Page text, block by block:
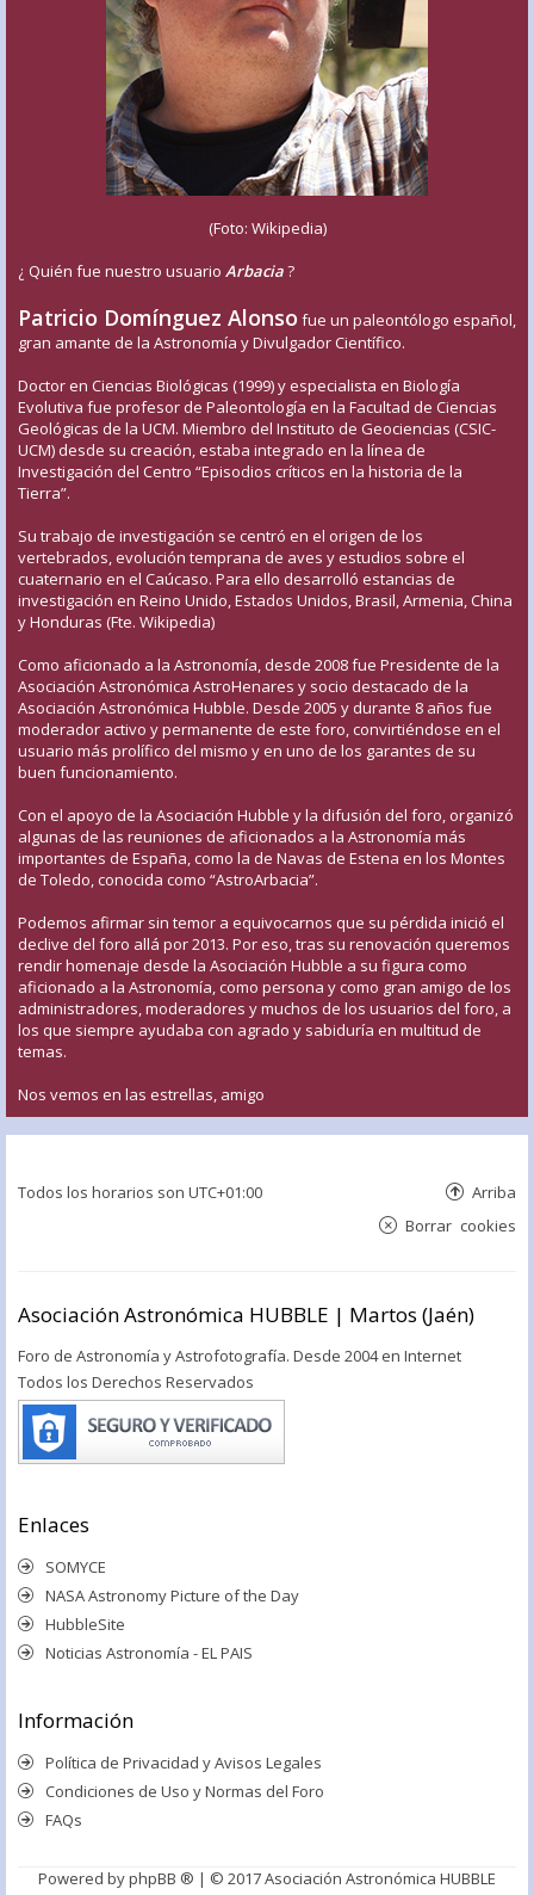
(Foto: Wikipedia)
¿ Quién fue nuestro usuario Arbacia?
Patricio Domínguez Alonso fue un paleontólogo español,
gran amante de la Astronomía y Divulgador Científico.
Doctor en Ciencias Biológicas (1999) y especialista en Biología
Evolutiva fue profesor de Paleontología en la Facultad de Ciencias
Geológicas de la UCM. Miembro del Instituto de Geociencias (CSIC-
UCM) desde su creación, estaba integrado en la línea de
Investigación del Centro “Episodios críticos en la historia de la
Tierra”.
Su trabajo de investigación se centró en el origen de los
vertebrados, evolución temprana de aves y estudios sobre el
cuaternario en el Caúcaso. Para ello desarrolló estancias de
investigación en Reino Unido, Estados Unidos, Brasil, Armenia, China
y Honduras (Fte. Wikipedia)
Como aficionado a la Astronomía, desde 2008 fue Presidente de la
Asociación Astronómica AstroHenares y socio destacado de la
Asociación Astronómica Hubble. Desde 2005 y durante 8 años fue
moderador activo y permanente de este foro, convirtiéndose en el
usuario más prolífico del mismo y en uno de los garantes de su
buen funcionamiento.
Con el apoyo de la Asociación Hubble y la difusión del foro, organizó
algunas de las reuniones de aficionados a la Astronomía más
importantes de España, como la de Navas de Estena en los Montes
de Toledo, conocida como “AstroArbacia”.
Podemos afirmar sin temor a equivocarnos que su pérdida inició el
declive del foro allá por 2013. Por eso, tras su renovación queremos
rendir homenaje desde la Asociación Hubble a su figura como
aficionado a la Astronomía, como persona y como gran amigo de los
administradores, moderadores y muchos de los usuarios del foro, a
los que siempre ayudaba con agrado y sabiduría en multitud de
temas.
Nos vemos en las estrellas, amigo
Todos los horarios son UTC+01:00 Arriba
Borrar cookies
Asociación Astronómica HUBBLE | Martos (Jaén)
Foro de Astronomía y Astrofotografía. Desde 2004 en Internet
Todos los Derechos Reservados
Enlaces
SOMYCE
NASA Astronomy Picture of the Day
HubbleSite
Noticias Astronomía - EL PAIS
Información
Política de Privacidad y Avisos Legales
Condiciones de Uso y Normas del Foro
FAQs
Powered byphpBB ® | © 2017 Asociación Astronómica HUBBLE